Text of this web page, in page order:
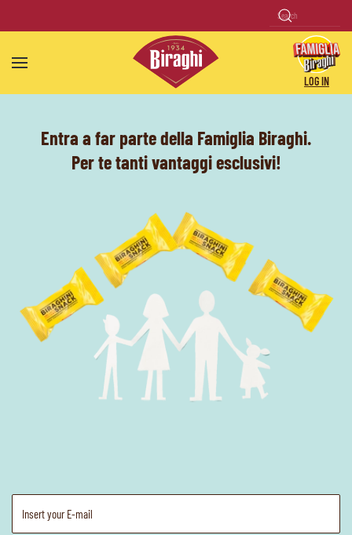
Skip to main content
LOG IN
Entra a far parte della Famiglia Biraghi.
Per te tanti vantaggi esclusivi!